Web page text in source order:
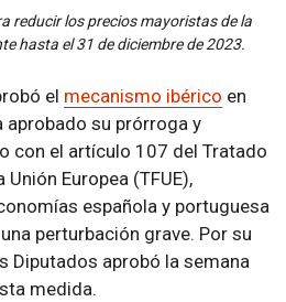
reducir los precios mayoristas de la
hasta el 31 de diciembre de 2023.
el mecanismo ibérico en
aprobado su prórroga y
con el artículo 107 del Tratado
Europea (TFUE),
española y portuguesa
perturbación grave. Por su
Diputados aprobó la semana
medida.